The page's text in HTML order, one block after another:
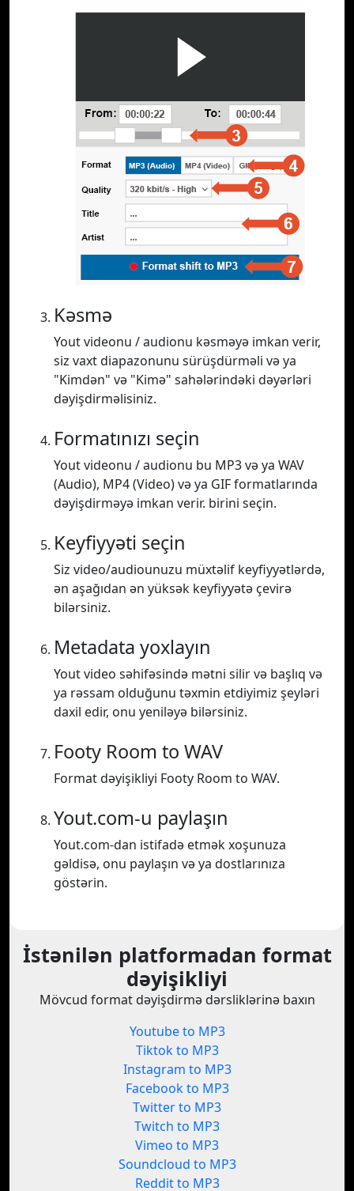
Kəsmə
Yout videonu / audionu kəsməyə imkan verir,
siz vaxt diapazonunu sürüşdürməli və ya
"Kimdən" və "Kimə" sahələrindəki dəyərləri
dəyişdirməlisiniz.
Formatınızı seçin
Yout videonu / audionu bu MP3 və ya WAV
(Audio), MP4 (Video) və ya GIF formatlarında
dəyişdirməyə imkan verir. birini seçin.
Keyfiyyəti seçin
Siz video/audiounuzu müxtəlif keyfiyyətlərdə,
ən aşağıdan ən yüksək keyfiyyətə çevirə
bilərsiniz.
Metadata yoxlayın
Yout video səhifəsində mətni silir və başlıq və
ya rəssam olduğunu təxmin etdiyimiz şeyləri
daxil edir, onu yeniləyə bilərsiniz.
Footy Room to WAV
Format dəyişikliyi Footy Room to WAV.
Yout.com-u paylaşın
Yout.com-dan istifadə etmək xoşunuza
gəldisə, onu paylaşın və ya dostlarınıza
göstərin.
İstənilən platformadan format
dəyişikliyi
Mövcud format dəyişdirmə dərsliklərinə baxın
Youtube to MP3
Tiktok to MP3
Instagram to MP3
Facebook to MP3
Twitter to MP3
Twitch to MP3
Vimeo to MP3
Soundcloud to MP3
Reddit to MP3